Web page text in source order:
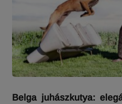
Belga juhászkutya: